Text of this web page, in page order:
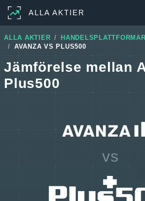
ALLA AKTIER
ALLA AKTIER
HANDELSPLATTFORMAR
AVANZA VS PLUS500
Jämförelse mellan
Plus500
vs